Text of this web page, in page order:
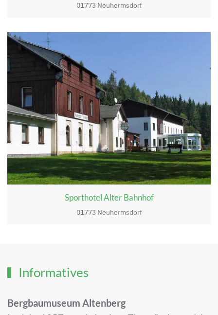
01773 Neuhermsdorf
Sporthotel Alter Bahnhof
01773 Neuhermsdorf
Informatives
Bergbaumuseum Altenberg